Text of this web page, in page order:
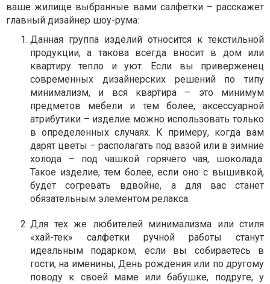
ваше жилище выбранные вами салфетки – расскажет
главный дизайнер шоу-рума:
Данная группа изделий относится к текстильной
продукции, а такова всегда вносит в дом или
квартиру тепло и уют. Если вы приверженец
современных дизайнерских решений по типу
минимализм, и вся квартира – это минимум
предметов мебели и тем более, аксессуарной
атрибутики – изделие можно использовать только
в определенных случаях. К примеру, когда вам
дарят цветы – располагать под вазой или в зимние
холода – под чашкой горячего чая, шоколада.
Такое изделие, тем более, если оно с вышивкой,
будет согревать вдвойне, а для вас станет
обязательным элементом релакса.
Для тех же любителей минимализма или стиля
«хай-тек» салфетки ручной работы станут
идеальным подарком, если вы собираетесь в
гости, на именины, День рождения или по другому
поводу к своей маме или бабушке, подруге, у